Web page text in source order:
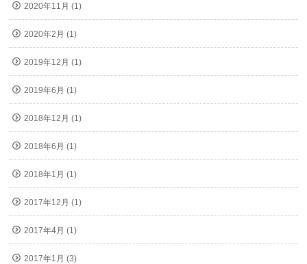
2020年11月 (1)
2020年2月 (1)
2019年12月 (1)
2019年6月 (1)
2018年12月 (1)
2018年6月 (1)
2018年1月 (1)
2017年12月 (1)
2017年4月 (1)
2017年1月 (3)